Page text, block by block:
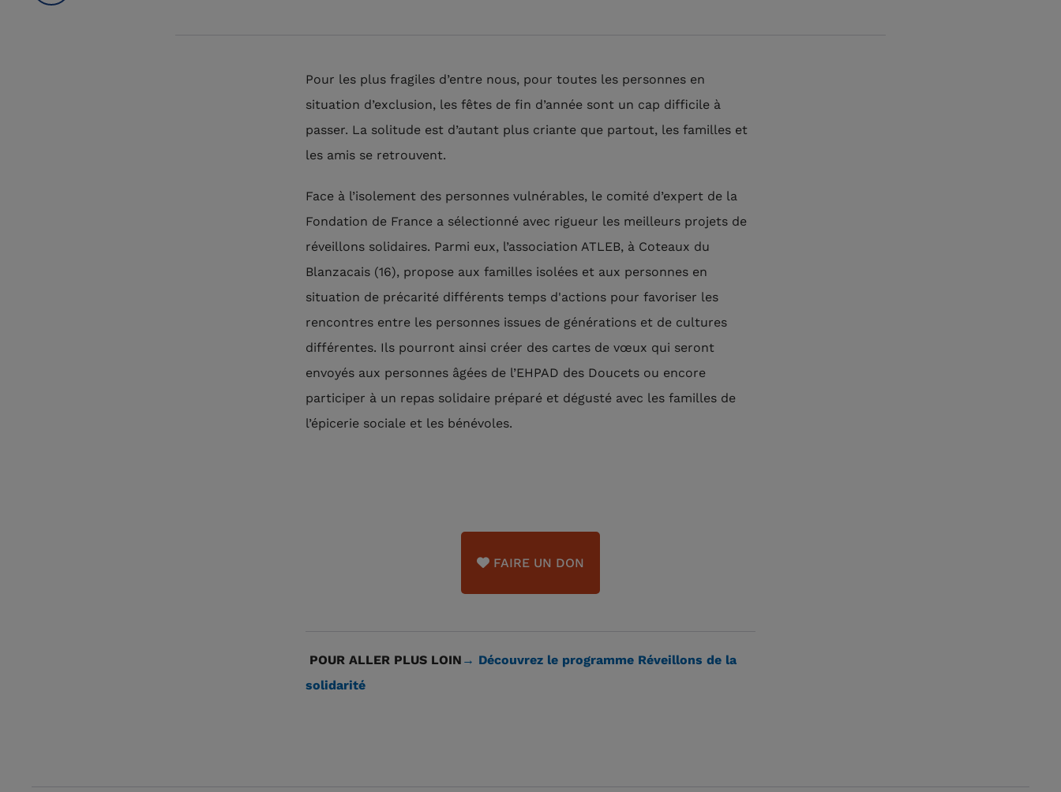
Pour les plus fragiles d’entre nous, pour toutes les personnes en
situation d’exclusion, les fêtes de fin d’année sont un cap difficile à
passer. La solitude est d’autant plus criante que partout, les familles et
les amis se retrouvent.
Face à l’isolement des personnes vulnérables, le comité d’expert de la
Fondation de France a sélectionné avec rigueur les meilleurs projets de
réveillons solidaires. Parmi eux, l’association ATLEB, à Coteaux du
Blanzacais (16), propose aux familles isolées et aux personnes en
situation de précarité différents temps d'actions pour favoriser les
rencontres entre les personnes issues de générations et de cultures
différentes. Ils pourront ainsi créer des cartes de vœux qui seront
envoyés aux personnes âgées de l’EHPAD des Doucets ou encore
participer à un repas solidaire préparé et dégusté avec les familles de
l’épicerie sociale et les bénévoles.
FAIRE UN DON
POUR ALLER PLUS LOIN → Découvrez le programme Réveillons de la
solidarité